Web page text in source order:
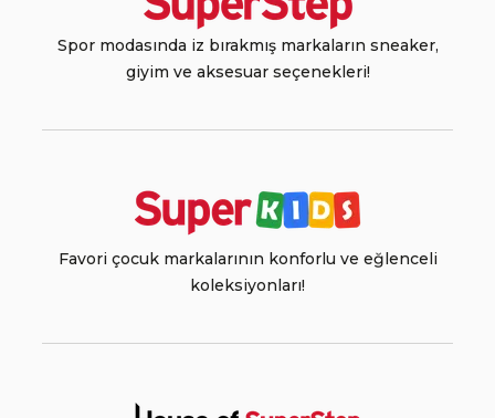
Spor modasında iz bırakmış markaların sneaker,
giyim ve aksesuar seçenekleri!
Favori çocuk markalarının konforlu ve eğlenceli
koleksiyonları!